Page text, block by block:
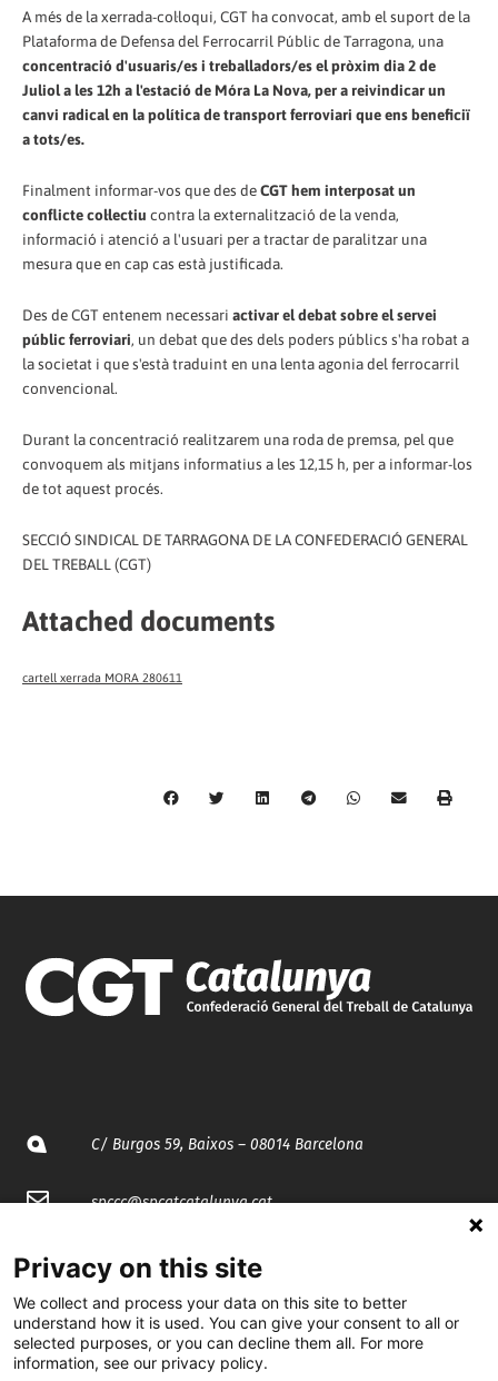
A més de la xerrada-col·loqui, CGT ha convocat, amb el suport de la
Plataforma de Defensa del Ferrocarril Públic de Tarragona, una
concentració d'usuaris/es i treballadors/es el pròxim dia 2 de
Juliol a les 12h a l'estació de Móra La Nova, per a reivindicar un
canvi radical en la política de transport ferroviari que ens beneficiï
a tots/es.
Finalment informar-vos que des deCGT hem interposat un
conflicte col·lectiu contra la externalització de la venda,
informació i atenció a l'usuari per a tractar de paralitzar una
mesura que en cap cas està justificada.
Des de CGT entenem necessari activar el debat sobre el servei
públic ferroviari, un debat que des dels poders públics s'ha robat a
la societat i que s'està traduint en una lenta agonia del ferrocarril
convencional.
Durant la concentració realitzarem una roda de premsa, pel que
convoquem als mitjans informatius a les 12,15 h, per a informar-los
de tot aquest procés.
SECCIÓ SINDICAL DE TARRAGONA DE LA CONFEDERACIÓ GENERAL
DEL TREBALL (CGT)
Attached documents
cartell xerrada MORA 280611
C/ Burgos 59, Baixos – 08014 Barcelona
spccc@spcgtcatalunya.cat
@CGTCatalunya
cgtcatalunya
Privacy on this site
We collect and process your data on this site to better
understand how it is used. You can give your consent to all or
selected purposes, or you can decline them all. For more
information, see our privacy policy.